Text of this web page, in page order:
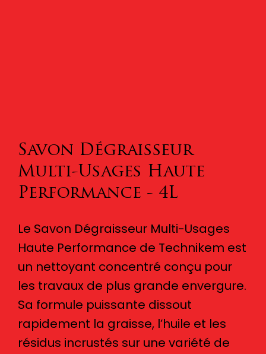
Savon Dégraisseur
Multi-Usages Haute
Performance - 4L
Le Savon Dégraisseur Multi-Usages
Haute Performance de Technikem est
un nettoyant concentré conçu pour
les travaux de plus grande envergure.
Sa formule puissante dissout
rapidement la graisse, l’huile et les
résidus incrustés sur une variété de